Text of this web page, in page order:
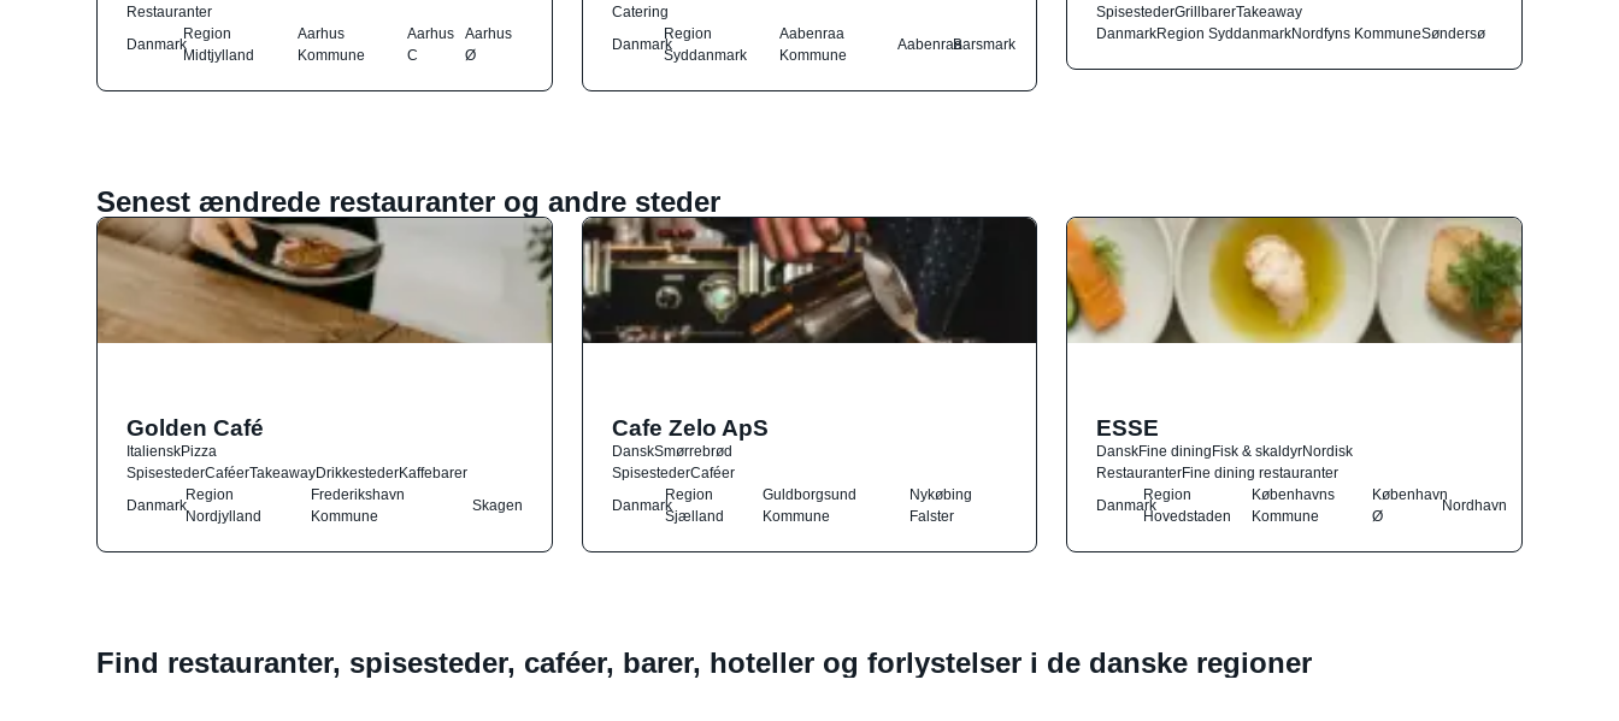
Restauranter
Danmark
Region
Midtjylland
Aarhus
Kommune
Aarhus
C
Aarhus
Ø
Catering
Danmark
Region
Syddanmark
Aabenraa
Kommune
AabenraaBarsmark
SpisestederGrillbarerTakeaway
DanmarkRegion SyddanmarkNordfyns KommuneSøndersø
Senest ændrede restauranter og andre steder
Golden Café
ItalienskPizza
SpisestederCaféerTakeawayDrikkestederKaffebarer
Danmark
Region
Nordjylland
Frederikshavn
Kommune
Skagen
Cafe Zelo ApS
DanskSmørrebrød
SpisestederCaféer
Danmark
Region
Sjælland
Guldborgsund
Kommune
Nykøbing
Falster
ESSE
DanskFine diningFisk & skaldyrNordisk
RestauranterFine dining restauranter
Danmark
Region
Hovedstaden
Københavns
Kommune
København
Ø
Nordhavn
Find restauranter, spisesteder, caféer, barer, hoteller og forlystelser i de danske regioner